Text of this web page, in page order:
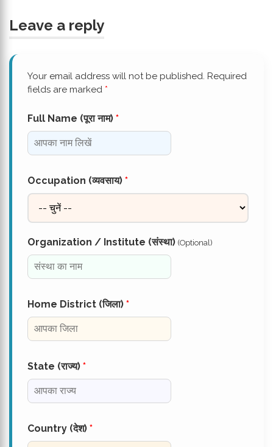
Leave a reply
Your email address will not be published. Required
fields are marked *
Full Name (पूरा नाम) *
Occupation (व्यवसाय) *
Organization / Institute (संस्था) (Optional)
Home District (जिला) *
State (राज्य) *
Country (देश) *